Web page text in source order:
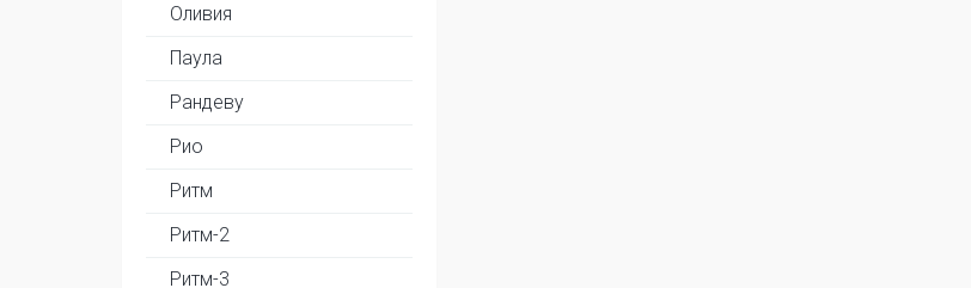
Оливия
Паула
Рандеву
Рио
Ритм
Ритм-2
Ритм-3